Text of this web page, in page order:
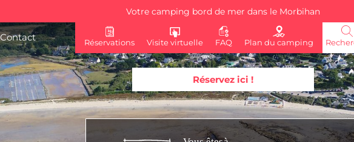
Votre camping bord de mer dans le Morbihan
Contact Réservations Visite virtuelle FAQ Plan du camping
Réservez ici !